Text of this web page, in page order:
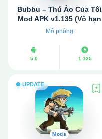
Bubbu – Thú Ảo Của Tôi
Mod APK v1.135 (Vô hạn
tiền, Xóa quảng cáo)
Mô phỏng
5.0 1.135
UPDATE
Mods